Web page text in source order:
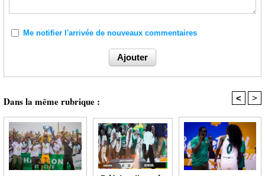
Me notifier l'arrivée de nouveaux commentaires
Dans la même rubrique : < >